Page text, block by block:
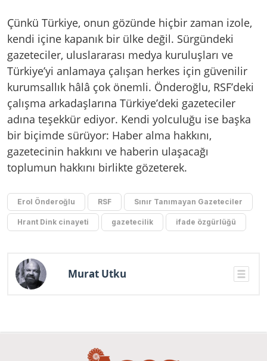
Çünkü Türkiye, onun gözünde hiçbir zaman izole,
kendi içine kapanık bir ülke değil. Sürgündeki
gazeteciler, uluslararası medya kuruluşları ve
Türkiye’yi anlamaya çalışan herkes için güvenilir
kurumsallık hâlâ çok önemli. Önderoğlu, RSF’deki
çalışma arkadaşlarına Türkiye’deki gazeteciler
adına teşekkür ediyor. Kendi yolculuğu ise başka
bir biçimde sürüyor: Haber alma hakkını,
gazetecinin hakkını ve haberin ulaşacağı
toplumun hakkını birlikte gözeterek.
Erol Önderoğlu RSF Sınır Tanımayan Gazeteciler
Hrant Dink cinayeti gazetecilik ifade özgürlüğü
Murat Utku